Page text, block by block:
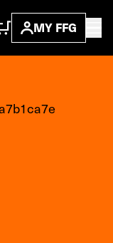
MY FFG